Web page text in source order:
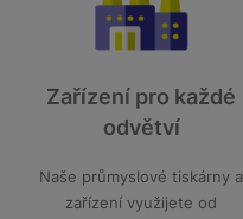
Zařízení pro každé
odvětví
Naše průmyslové tiskárny a
zařízení využijete od